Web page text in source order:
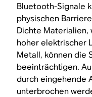
Bluetooth-Signale
physischen
Dichte Materialien,
hoher elektrischer
Metall, können die
beeinträchtigen.
durch eingehende
unterbrochen